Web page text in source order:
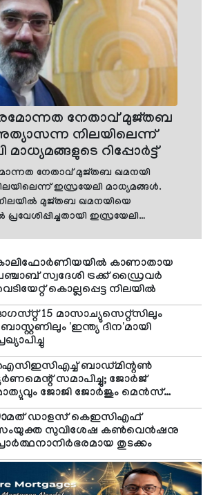
നേതാവ് മുജ്തബ
നിലയിലെന്ന്
റിപ്പോര്‍ട്ട്
നേതാവ് മുജ്തബ ഖമനയി
ഇസ്രയേലി മാധ്യമങ്ങള്‍.
മുജ്തബ ഖമനയിയെ
ഇസ്രയേലി
ഇറാന്‍ ഭരണകൂടത്തിലെ
ഇറാന്‍ വയര്‍ റിപ്പോര്‍ട്ട്
മാര്‍ച്ച് എട്ടിനാണ് ഇറാന്റെ
മുജ്തബ ഖമനയിയെ
മുജ്തബ ഖമനയി ഇതുവരെ
മുന്നിലോ രാജ്യത്തെ അഭിസംബോധന
ഖമനയിയുടെ സംസ്‌കാര
പരമോന്നത
പ്രസ്താവനകള്‍
മുജ്തബ ഖമനയി പരസ്യമായി
ഭരണകൂടത്തിലുള്ളവരുമായി ഖമനയി
കാണാതായ
സ്വദേശി ട്രക്ക് ഡ്രൈവര്‍
കൊല്ലപ്പെട്ട നിലയില്‍
15 മാസാച്യുസെറ്റ്സിലും
'ഇന്ത്യ ദിന'മായി
ബാഡ്മിന്റണ്‍
സമാപിച്ചു; ജോര്‍ജ്
ജോജി ജോര്‍ജും മെന്‍സ്
ജേതാക്കള്‍
ഡാളസ് കെഇസിഎഫ്
സുവിശേഷ കണ്‍വെന്‍ഷനു
തുടക്കം